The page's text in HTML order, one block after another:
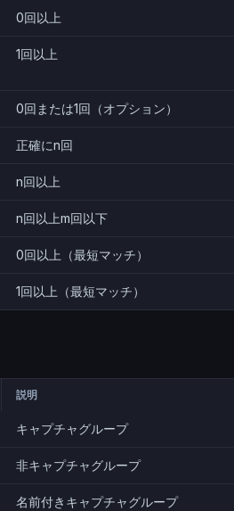
0回以上
1回以上
0回または1回（オプション）
正確にn回
n回以上
n回以上m回以下
0回以上（最短マッチ）
1回以上（最短マッチ）
説明
キャプチャグループ
非キャプチャグループ
名前付きキャプチャグループ